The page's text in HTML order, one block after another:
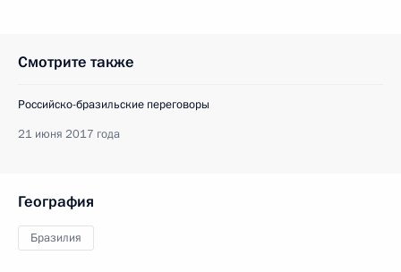
Смотрите также
Российско-бразильские переговоры
21 июня 2017 года
География
Бразилия